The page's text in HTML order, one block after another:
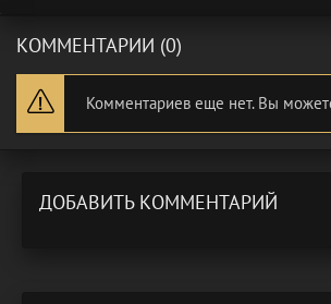
КОММЕНТАРИИ (0)
Комментариев еще нет. Вы
ДОБАВИТЬ КОММЕНТАРИЙ